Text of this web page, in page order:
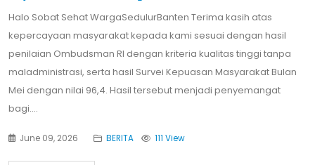
Halo Sobat Sehat WargaSedulurBanten Terima kasih atas
kepercayaan masyarakat kepada kami sesuai dengan hasil
penilaian Ombudsman RI dengan kriteria kualitas tinggi tanpa
maladministrasi, serta hasil Survei Kepuasan Masyarakat Bulan
Mei dengan nilai 96,4. Hasil tersebut menjadi penyemangat
bagi....
June 09, 2026 BERITA 111 View